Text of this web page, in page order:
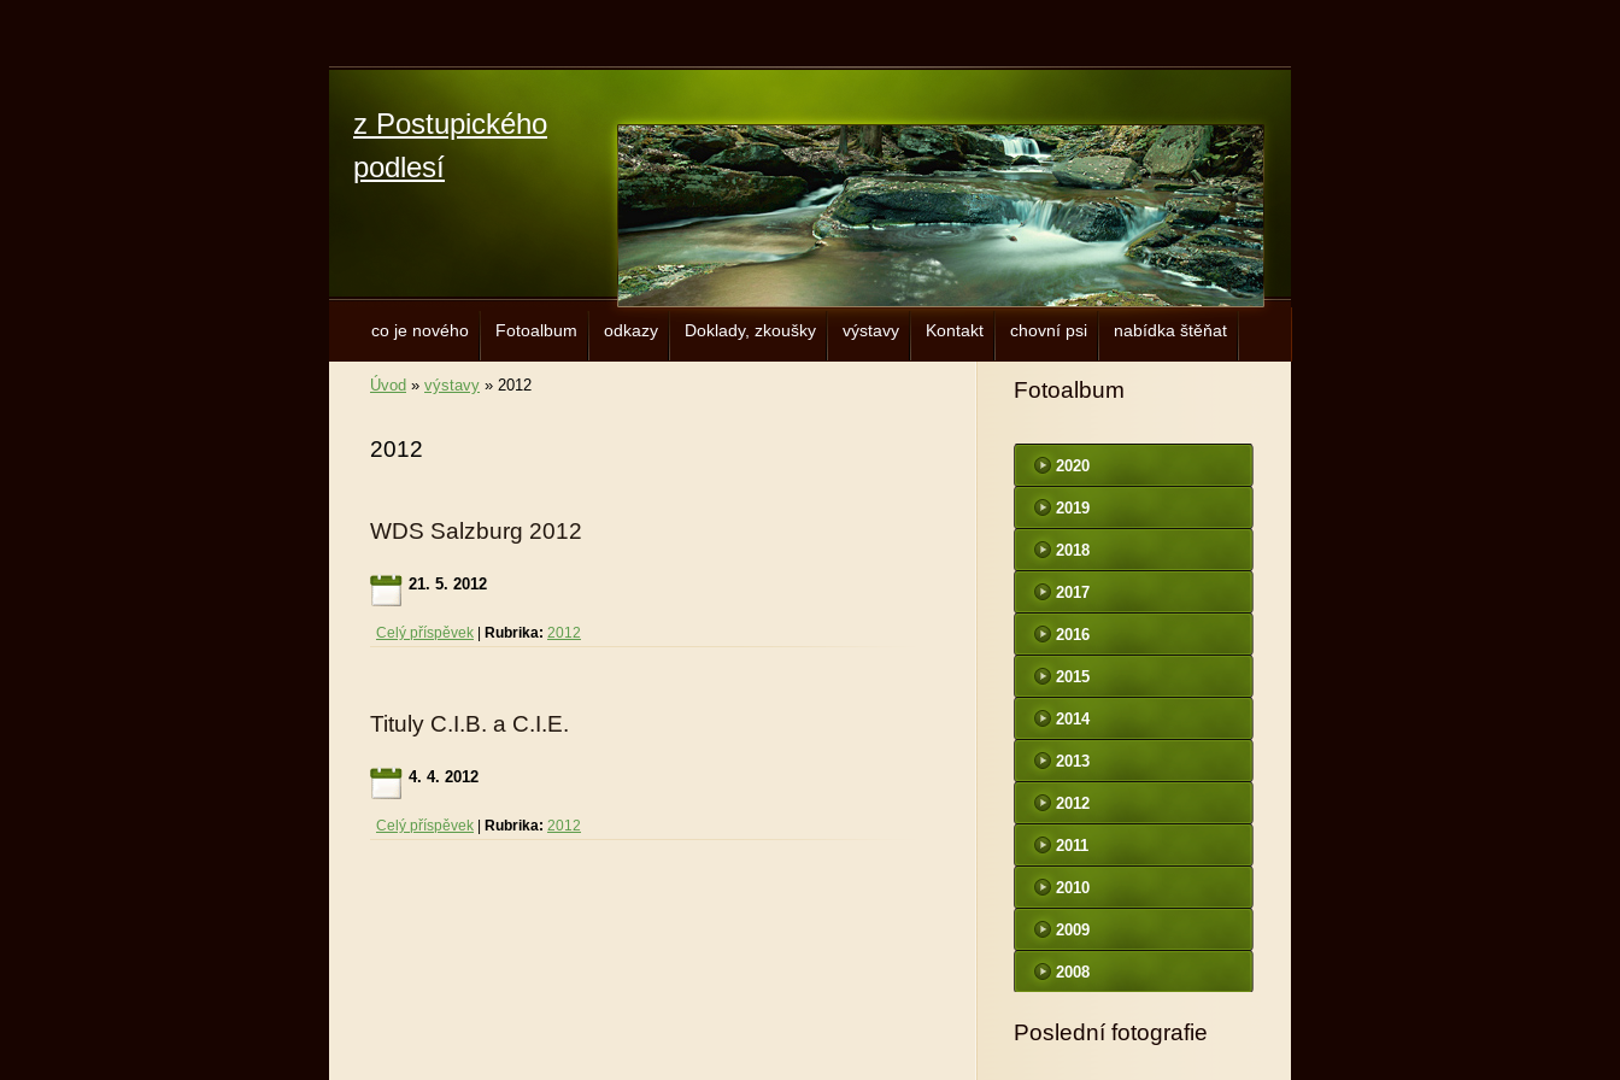
z Postupického
podlesí
co je nového Fotoalbum odkazy Doklady, zkoušky výstavy Kontakt chovní psi nabídka štěňat
Úvod » výstavy » 2012
2012
WDS Salzburg 2012
21. 5. 2012
Celý příspěvek Rubrika: 2012
Tituly C.I.B. a C.I.E.
4. 4. 2012
Celý příspěvek Rubrika: 2012
Fotoalbum
2020
2019
2018
2017
2016
2015
2014
2013
2012
2011
2010
2009
2008
Poslední fotografie